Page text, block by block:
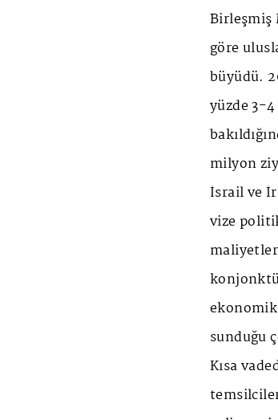
Birleşmiş
göre
büyüdü.
yüzde 3-
milyon
İsrail ve
vize
sunduğu
Kısa